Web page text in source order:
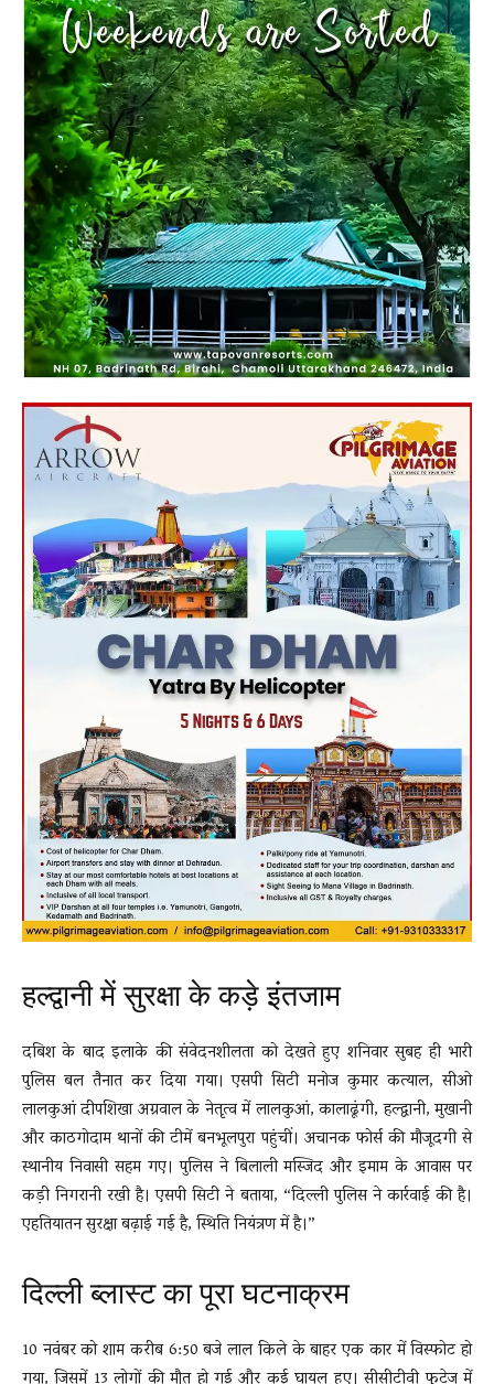
हल्द्वानी में सुरक्षा के कड़े इंतजाम
दबिश के बाद इलाके की संवेदनशीलता को देखते हुए शनिवार सुबह ही भारी
पुलिस बल तैनात कर दिया गया। एसपी सिटी मनोज कुमार कत्याल, सीओ
लालकुआं दीपशिखा अग्रवाल के नेतृत्व में लालकुआं, कालाढूंगी, हल्द्वानी, मुखानी
और काठगोदाम थानों की टीमें बनभूलपुरा पहुंचीं। अचानक फोर्स की मौजूदगी से
स्थानीय निवासी सहम गए। पुलिस ने बिलाली मस्जिद और इमाम के आवास पर
कड़ी निगरानी रखी है। एसपी सिटी ने बताया, “दिल्ली पुलिस ने कार्रवाई की है।
एहतियातन सुरक्षा बढ़ाई गई है, स्थिति नियंत्रण में है।”
दिल्ली ब्लास्ट का पूरा घटनाक्रम
10 नवंबर को शाम करीब 6:50 बजे लाल किले के बाहर एक कार में विस्फोट हो